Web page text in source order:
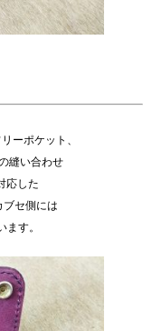
ーポケット、
縫い合わせ
応した
セ側には
す。